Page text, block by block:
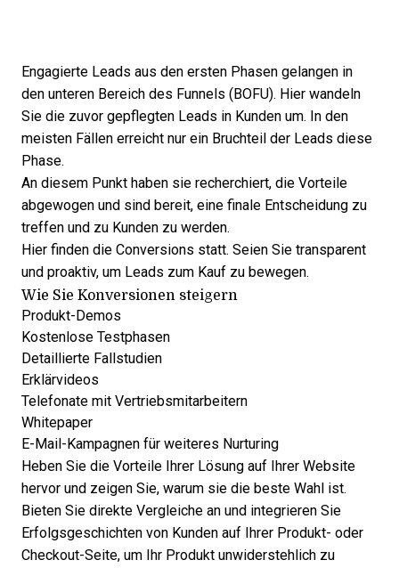
Engagierte Leads aus den ersten Phasen gelangen in
den unteren Bereich des Funnels (BOFU). Hier wandeln
Sie die zuvor gepflegten Leads in Kunden um. In den
meisten Fällen erreicht nur ein Bruchteil der Leads diese
Phase.
An diesem Punkt haben sie recherchiert, die Vorteile
abgewogen und sind bereit, eine finale Entscheidung zu
treffen und zu Kunden zu werden.
Hier finden die Conversions statt. Seien Sie transparent
und proaktiv, um Leads zum Kauf zu bewegen.
Wie Sie Konversionen steigern
Produkt-Demos
Kostenlose Testphasen
Detaillierte Fallstudien
Erklärvideos
Telefonate mit Vertriebsmitarbeitern
Whitepaper
E-Mail-Kampagnen für weiteres Nurturing
Heben Sie die Vorteile Ihrer Lösung auf Ihrer Website
hervor und zeigen Sie, warum sie die beste Wahl ist.
Bieten Sie direkte Vergleiche an und integrieren Sie
Erfolgsgeschichten von Kunden auf Ihrer Produkt- oder
Checkout-Seite, um Ihr Produkt unwiderstehlich zu